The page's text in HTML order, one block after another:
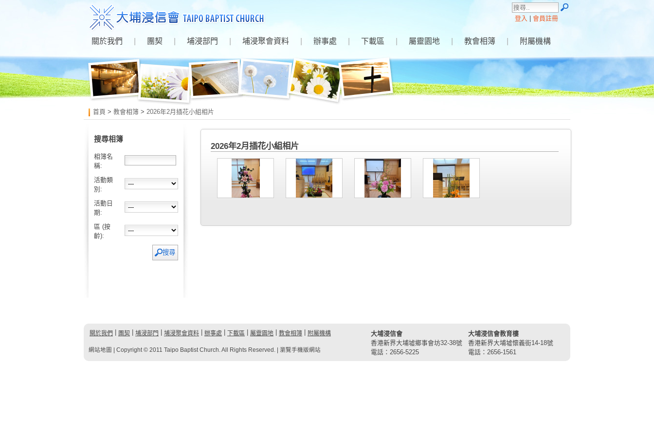
登入 會員註冊
關於我們 團契 埔浸部門 埔浸聚會資料 辦事處 下載區 屬靈園地 教會相簿 附屬機構
首頁 > 教會相簿 > 2026年2月插花小組相片
搜尋相簿
相簿名
稱:
活動類
別:
活動日
期:
區 (按
齡):
2026年2月插花小組相片
大埔浸信會教育樓
香港新界大埔墟懷義街14-18號
電話：2656-1561
大埔浸信會
香港新界大埔墟鄉事會坊32-38號
電話：2656-5225
關於我們 團契 埔浸部門 埔浸聚會資料 辦事處 下載區 屬靈園地 教會相簿 附屬機構
網站地圖 | Copyright © 2011 Taipo Baptist Church. All Rights Reserved. | 瀏覽手機版網站